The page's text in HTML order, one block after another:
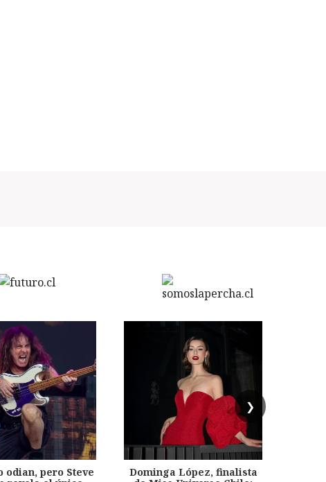
❯
odian, pero Steve
Dominga López, finalista